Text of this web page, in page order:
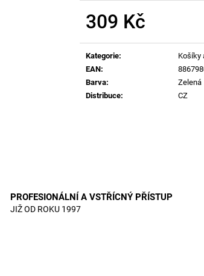
309 Kč
Kategorie:
Košíky
EAN:
Barva:
Zelená
Distribuce: CZ
PROFESIONÁLNÍ A VSTŘÍCNÝ PŘÍSTUP
JIŽ OD ROKU 1997